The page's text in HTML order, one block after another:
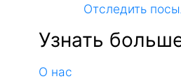
Отследить
Узнать
О нас